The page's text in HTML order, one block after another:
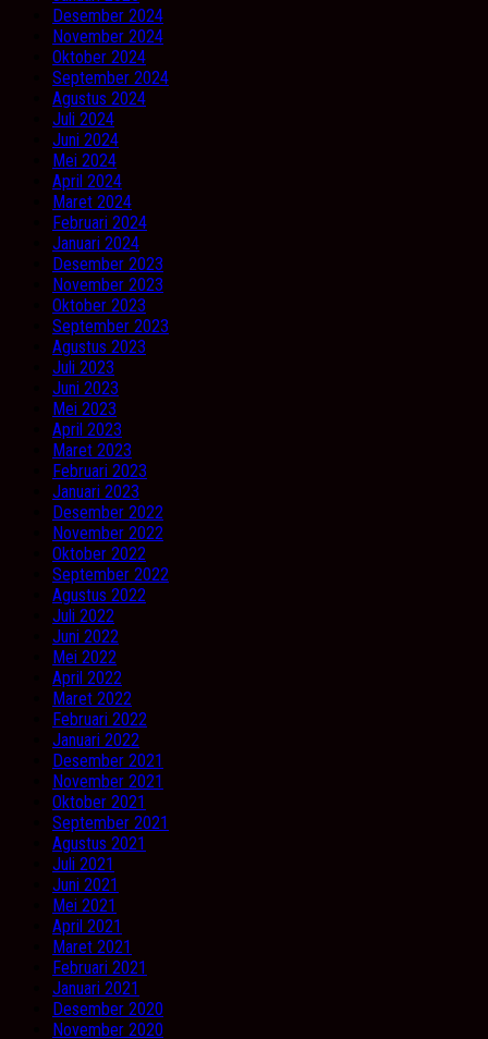
Desember 2024
November 2024
Oktober 2024
September 2024
Agustus 2024
Juli 2024
Juni 2024
Mei 2024
April 2024
Maret 2024
Februari 2024
Januari 2024
Desember 2023
November 2023
Oktober 2023
September 2023
Agustus 2023
Juli 2023
Juni 2023
Mei 2023
April 2023
Maret 2023
Februari 2023
Januari 2023
Desember 2022
November 2022
Oktober 2022
September 2022
Agustus 2022
Juli 2022
Juni 2022
Mei 2022
April 2022
Maret 2022
Februari 2022
Januari 2022
Desember 2021
November 2021
Oktober 2021
September 2021
Agustus 2021
Juli 2021
Juni 2021
Mei 2021
April 2021
Maret 2021
Februari 2021
Januari 2021
Desember 2020
November 2020